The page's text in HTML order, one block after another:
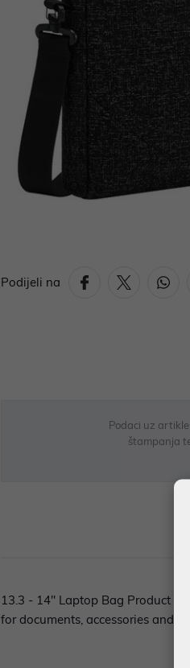
Podijeli na
Podaci uz
štampanja
13.3 - 14'' Laptop Bag Product
for documents, accessories and